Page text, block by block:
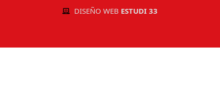
DISEÑO WEB ESTUDI 33